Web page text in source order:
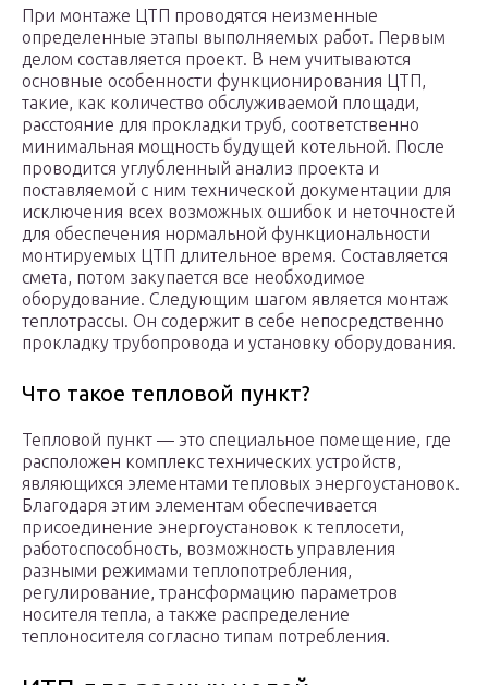
При монтаже ЦТП проводятся неизменные
определенные этапы выполняемых работ. Первым
делом составляется проект. В нем учитываются
основные особенности функционирования ЦТП,
такие, как количество обслуживаемой площади,
расстояние для прокладки труб, соответственно
минимальная мощность будущей котельной. После
проводится углубленный анализ проекта и
поставляемой с ним технической документации для
исключения всех возможных ошибок и неточностей
для обеспечения нормальной функциональности
монтируемых ЦТП длительное время. Составляется
смета, потом закупается все необходимое
оборудование. Следующим шагом является монтаж
теплотрассы. Он содержит в себе непосредственно
прокладку трубопровода и установку оборудования.
Что такое тепловой пункт?
Тепловой пункт — это специальное помещение, где
расположен комплекс технических устройств,
являющихся элементами тепловых энергоустановок.
Благодаря этим элементам обеспечивается
присоединение энергоустановок к теплосети,
работоспособность, возможность управления
разными режимами теплопотребления,
регулирование, трансформацию параметров
носителя тепла, а также распределение
теплоносителя согласно типам потребления.